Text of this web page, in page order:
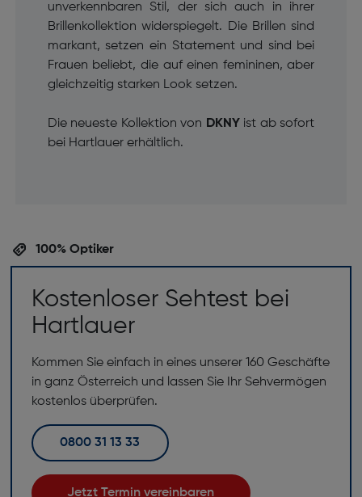
unverkennbaren Stil, der sich auch in ihrer
Brillenkollektion widerspiegelt. Die Brillen sind
markant, setzen ein Statement und sind bei
Frauen beliebt, die auf einen femininen, aber
gleichzeitig starken Look setzen.
Die neueste Kollektion von DKNY ist ab sofort
bei Hartlauer erhältlich.
100% Optiker
Kostenloser Sehtest bei
Hartlauer
Kommen Sie einfach in eines unserer 160 Geschäfte
in ganz Österreich und lassen Sie Ihr Sehvermögen
kostenlos überprüfen.
0800 31 13 33
Jetzt Termin vereinbaren